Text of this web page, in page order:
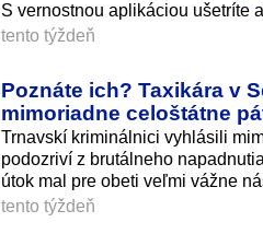
S vernostnou aplikáciou ušetríte
tento týždeň
Poznáte ich? Taxikára v
mimoriadne celoštátne
Trnavskí kriminálnici vyhlásili
podozriví z brutálneho
útok mal pre obeti veľmi vážne
tento týždeň